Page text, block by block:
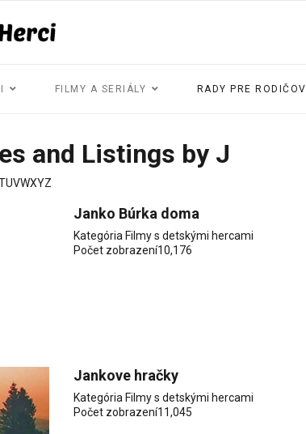
FILMY A SERIÁLY RADY PRE RODIČOV
and Listings by J
UVWXYZ
Janko Búrka doma
Kategória Filmy s detskými hercami
Počet zobrazení10,176
Jankove hračky
Kategória Filmy s detskými hercami
Počet zobrazení11,045